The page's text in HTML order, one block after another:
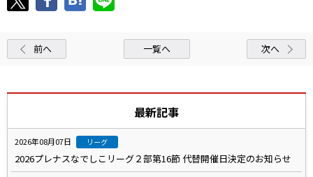
前へ 一覧へ 次へ
最新記事
2026年08月07日 リーグ
2026プレナスなでしこリーグ２部第16節 代替開催日決定のお知らせ